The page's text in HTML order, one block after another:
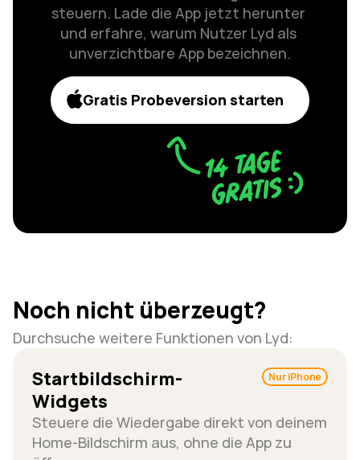
steuern. Lade die App jetzt herunter
und erfahre, warum Nutzer Lyd als
unverzichtbare App bezeichnen.
Gratis Probeversion starten
Noch nicht überzeugt?
Durchsuche weitere Funktionen von Lyd:
Nur iPhone
Startbildschirm-
Widgets
Steuere die Wiedergabe direkt von deinem
Home-Bildschirm aus, ohne die App zu